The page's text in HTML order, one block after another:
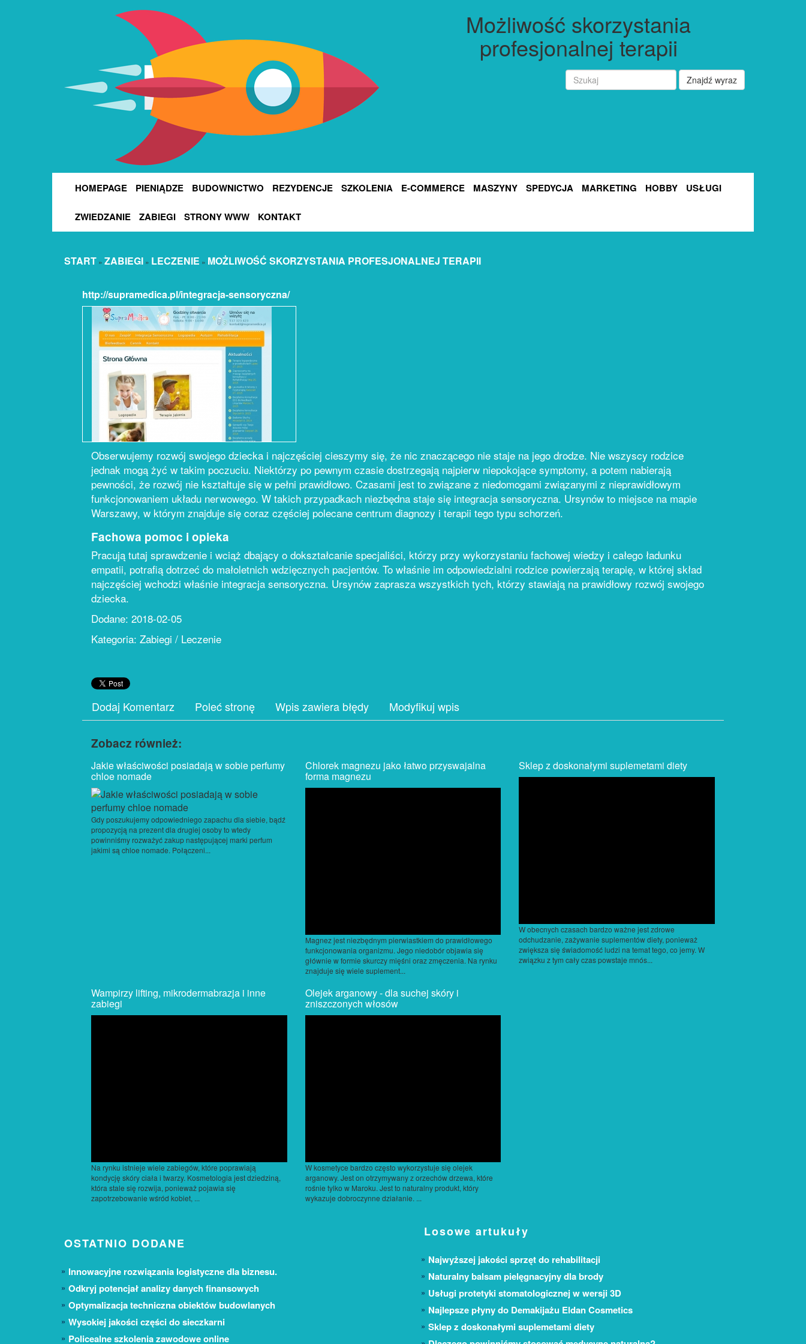
Możliwość skorzystania
profesjonalnej terapii
Znajdź wyraz
HOMEPAGE PIENIĄDZE BUDOWNICTWO REZYDENCJE SZKOLENIA E-COMMERCE MASZYNY SPEDYCJA MARKETING HOBBY USŁUGI
ZWIEDZANIE ZABIEGI STRONY WWW KONTAKT
START » ZABIEGI » LECZENIE » MOŻLIWOŚĆ SKORZYSTANIA PROFESJONALNEJ TERAPII
http://supramedica.pl/integracja-sensoryczna/
Obserwujemy rozwój swojego dziecka i najczęściej cieszymy się, że nic znaczącego nie staje na jego drodze. Nie wszyscy rodzice
jednak mogą żyć w takim poczuciu. Niektórzy po pewnym czasie dostrzegają najpierw niepokojące symptomy, a potem nabierają
pewności, że rozwój nie kształtuje się w pełni prawidłowo. Czasami jest to związane z niedomogami związanymi z nieprawidłowym
funkcjonowaniem układu nerwowego. W takich przypadkach niezbędna staje się integracja sensoryczna. Ursynów to miejsce na mapie
Warszawy, w którym znajduje się coraz częściej polecane centrum diagnozy i terapii tego typu schorzeń.
Fachowa pomoc i opieka
Pracują tutaj sprawdzenie i wciąż dbający o dokształcanie specjaliści, którzy przy wykorzystaniu fachowej wiedzy i całego ładunku
empatii, potrafią dotrzeć do małoletnich wdzięcznych pacjentów. To właśnie im odpowiedzialni rodzice powierzają terapię, w której skład
najczęściej wchodzi właśnie integracja sensoryczna. Ursynów zaprasza wszystkich tych, którzy stawiają na prawidłowy rozwój swojego
dziecka.
Dodane: 2018-02-05
Kategoria: Zabiegi / Leczenie
Dodaj Komentarz Poleć stronę Wpis zawiera błędy Modyfikuj wpis
Zobacz również:
Jakie właściwości posiadają w sobie perfumy
chloe nomade
Gdy poszukujemy odpowiedniego zapachu dla siebie, bądź
propozycją na prezent dla drugiej osoby to wtedy
powinniśmy rozważyć zakup następującej marki perfum
jakimi są chloe nomade. Połączeni...
Chlorek magnezu jako łatwo przyswajalna
forma magnezu
Magnez jest niezbędnym pierwiastkiem do prawidłowego
funkcjonowania organizmu. Jego niedobór objawia się
głównie w formie skurczy mięśni oraz zmęczenia. Na rynku
znajduje się wiele suplement...
Sklep z doskonałymi suplemetami diety
W obecnych czasach bardzo ważne jest zdrowe
odchudzanie, zażywanie suplementów diety, ponieważ
zwiększa się świadomość ludzi na temat tego, co jemy. W
związku z tym cały czas powstaje mnós...
Wampirzy lifting, mikrodermabrazja i inne
zabiegi
Na rynku istnieje wiele zabiegów, które poprawiają
kondycję skóry ciała i twarzy. Kosmetologia jest dziedziną,
która stale się rozwija, ponieważ pojawia się
zapotrzebowanie wśród kobiet, ...
Olejek arganowy - dla suchej skóry i
zniszczonych włosów
W kosmetyce bardzo często wykorzystuje się olejek
arganowy. Jest on otrzymywany z orzechów drzewa, które
rośnie tylko w Maroku. Jest to naturalny produkt, który
wykazuje dobroczynne działanie. ...
OSTATNIO DODANE
Innowacyjne rozwiązania logistyczne dla biznesu.
Odkryj potencjał analizy danych finansowych
Optymalizacja techniczna obiektów budowlanych
Wysokiej jakości części do sieczkarni
Policealne szkolenia zawodowe online
Losowe artukuły
Najwyższej jakości sprzęt do rehabilitacji
Naturalny balsam pielęgnacyjny dla brody
Usługi protetyki stomatologicznej w wersji 3D
Najlepsze płyny do Demakijażu Eldan Cosmetics
Sklep z doskonałymi suplemetami diety